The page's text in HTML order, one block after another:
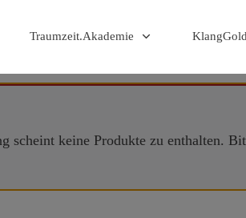
Traumzeit.Akademie KlangGold
scheint keine Produkte zu enthalten.